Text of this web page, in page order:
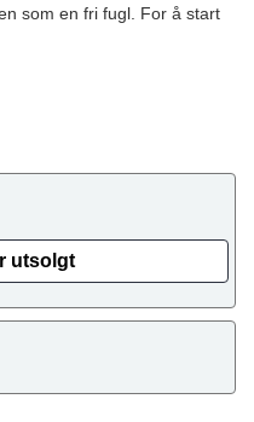
som en fri fugl. For å start
utsolgt